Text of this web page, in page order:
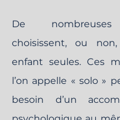
De
choisissent, ou
enfant seules. Ces
l’on appelle « solo »
besoin d’un